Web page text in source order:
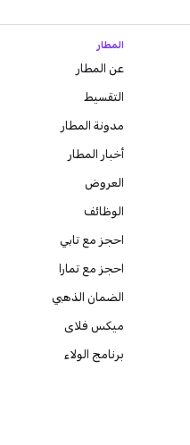
المطار
عن المطار
التقسيط
مدونة المطار
أخبار المطار
العروض
الوظائف
احجز مع تابي
احجز مع تمارا
الضمان الذهبي
ميكس فلاى
برنامج الولاء